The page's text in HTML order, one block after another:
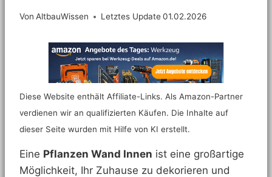
Von AltbauWissen Letztes Update 01.02.2026
Diese Website enthält Affiliate-Links. Als Amazon-Partner
verdienen wir an qualifizierten Käufen. Die Inhalte auf
dieser Seite wurden mit Hilfe von KI erstellt.
Eine Pflanzen Wand Innen ist eine großartige
Möglichkeit, Ihr Zuhause zu dekorieren und